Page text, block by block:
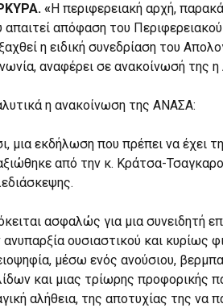
« Η περιφερειακή αρχή,
απαιτεί απόφαση του
η ειδική συνεδρίαση του
αναφέρει σε ανακοίνωσή της
η ανακοίνωση της ΑΝΑΣΑ:
μια εκδήλωση που πρέπει να έχει
από την κ. Κράτσα-
ασφαλώς για μια συνειδητή
ανυπαρξία ουσιαστικού και κυρίως
μέσω ενός ανούσιου,
και μιας τρίωρης προφορικής
αλήθεια, της αποτυχίας της να